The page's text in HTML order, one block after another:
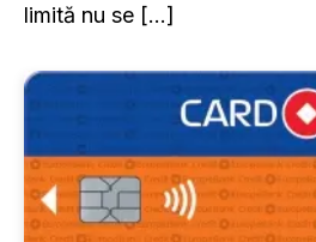
limită nu se […]